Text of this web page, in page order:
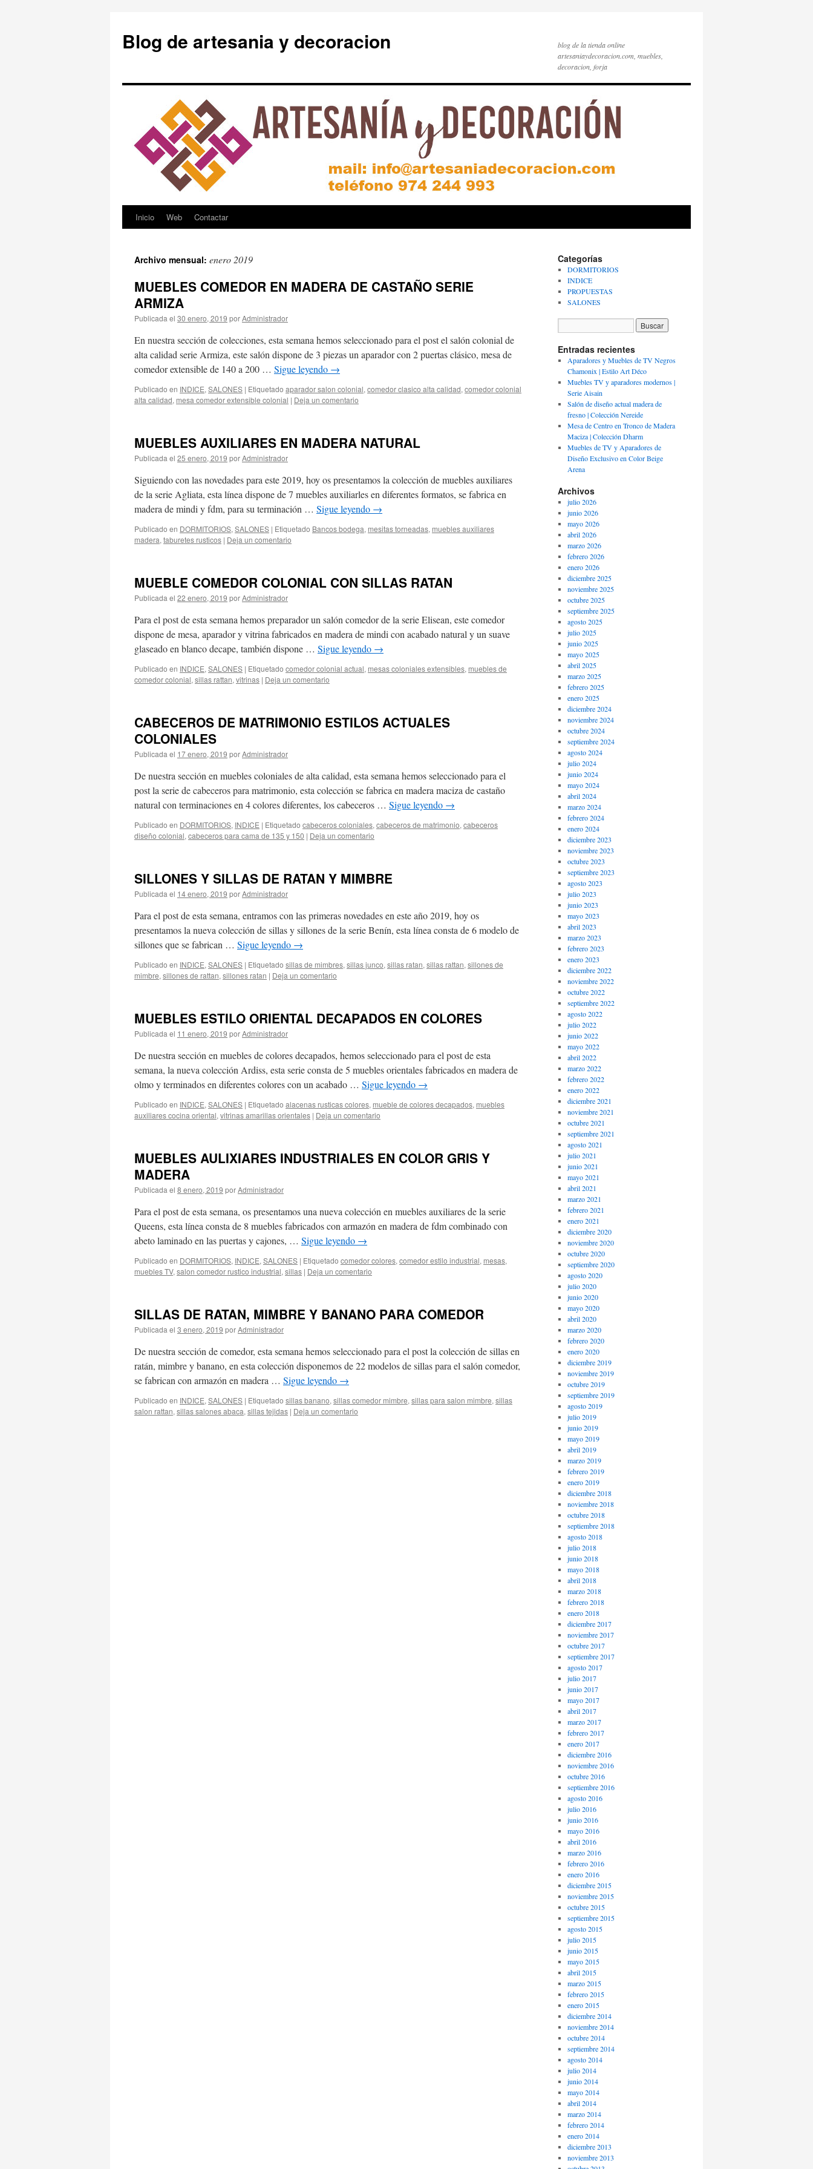
Blog de artesania y decoracion
blog de la tienda online
artesaniaydecoracion.com, muebles,
decoracion, forja
Saltar
contenido
Inicio Web Contactar
Archivo mensual: enero 2019
MUEBLES COMEDOR EN MADERA DE CASTAÑO SERIE
ARMIZA
Publicada el 30 enero, 2019 porAdministrador
En nuestra sección de colecciones, esta semana hemos seleccionado para el post el salón colonial de
alta calidad serie Armiza, este salón dispone de 3 piezas un aparador con 2 puertas clásico, mesa de
comedor extensible de 140 a 200 … Sigue leyendo →
Publicado en INDICE, SALONES | Etiquetado aparador salon colonial, comedor clasico alta calidad, comedor colonial
alta calidad, mesa comedor extensible colonial | Deja un comentario
MUEBLES AUXILIARES EN MADERA NATURAL
Publicada el 25 enero, 2019 porAdministrador
Siguiendo con las novedades para este 2019, hoy os presentamos la colección de muebles auxiliares
de la serie Agliata, esta línea dispone de 7 muebles auxiliarles en diferentes formatos, se fabrica en
madera de mindi y fdm, para su terminación … Sigue leyendo →
Publicado en DORMITORIOS, SALONES | Etiquetado Bancos bodega, mesitas torneadas, muebles auxiliares
madera, taburetes rusticos | Deja un comentario
MUEBLE COMEDOR COLONIAL CON SILLAS RATAN
Publicada el 22 enero, 2019 porAdministrador
Para el post de esta semana hemos preparador un salón comedor de la serie Elisean, este comedor
dispone de mesa, aparador y vitrina fabricados en madera de mindi con acabado natural y un suave
glaseado en blanco decape, también dispone … Sigue leyendo →
Publicado en INDICE, SALONES | Etiquetado comedor colonial actual, mesas coloniales extensibles, muebles de
comedor colonial, sillas rattan, vitrinas | Deja un comentario
CABECEROS DE MATRIMONIO ESTILOS ACTUALES
COLONIALES
Publicada el 17 enero, 2019 porAdministrador
De nuestra sección en muebles coloniales de alta calidad, esta semana hemos seleccionado para el
post la serie de cabeceros para matrimonio, esta colección se fabrica en madera maciza de castaño
natural con terminaciones en 4 colores diferentes, los cabeceros … Sigue leyendo →
Publicado en DORMITORIOS, INDICE | Etiquetado cabeceros coloniales, cabeceros de matrimonio, cabeceros
diseño colonial, cabeceros para cama de 135 y 150 | Deja un comentario
SILLONES Y SILLAS DE RATAN Y MIMBRE
Publicada el 14 enero, 2019 porAdministrador
Para el post de esta semana, entramos con las primeras novedades en este año 2019, hoy os
presentamos la nueva colección de sillas y sillones de la serie Benín, esta línea consta de 6 modelo de
sillones que se fabrican … Sigue leyendo →
Publicado en INDICE, SALONES | Etiquetado sillas de mimbres, sillas junco, sillas ratan, sillas rattan, sillones de
mimbre, sillones de rattan, sillones ratan | Deja un comentario
MUEBLES ESTILO ORIENTAL DECAPADOS EN COLORES
Publicada el 11 enero, 2019 porAdministrador
De nuestra sección en muebles de colores decapados, hemos seleccionado para el post de esta
semana, la nueva colección Ardiss, esta serie consta de 5 muebles orientales fabricados en madera de
olmo y terminados en diferentes colores con un acabado … Sigue leyendo →
Publicado en INDICE, SALONES | Etiquetado alacenas rusticas colores, mueble de colores decapados, muebles
auxiliares cocina oriental, vitrinas amarillas orientales | Deja un comentario
MUEBLES AULIXIARES INDUSTRIALES EN COLOR GRIS Y
MADERA
Publicada el 8 enero, 2019 porAdministrador
Para el post de esta semana, os presentamos una nueva colección en muebles auxiliares de la serie
Queens, esta línea consta de 8 muebles fabricados con armazón en madera de fdm combinado con
abeto laminado en las puertas y cajones, … Sigue leyendo →
Publicado en DORMITORIOS, INDICE, SALONES | Etiquetado comedor colores, comedor estilo industrial, mesas,
muebles TV, salon comedor rustico industrial, sillas | Deja un comentario
SILLAS DE RATAN, MIMBRE Y BANANO PARA COMEDOR
Publicada el 3 enero, 2019 porAdministrador
De nuestra sección de comedor, esta semana hemos seleccionado para el post la colección de sillas en
ratán, mimbre y banano, en esta colección disponemos de 22 modelos de sillas para el salón comedor,
se fabrican con armazón en madera … Sigue leyendo →
Publicado en INDICE, SALONES | Etiquetado sillas banano, sillas comedor mimbre, sillas para salon mimbre, sillas
salon rattan, sillas salones abaca, sillas tejidas | Deja un comentario
Categorías
DORMITORIOS
INDICE
PROPUESTAS
SALONES
Entradas recientes
Aparadores y Muebles de TV Negros
Chamonix | Estilo Art Déco
Muebles TV y aparadores modernos |
Serie Aisain
Salón de diseño actual madera de
fresno | Colección Nereide
Mesa de Centro en Tronco de Madera
Maciza | Colección Dharm
Muebles de TV y Aparadores de
Diseño Exclusivo en Color Beige
Arena
Archivos
julio 2026
junio 2026
mayo 2026
abril 2026
marzo 2026
febrero 2026
enero 2026
diciembre 2025
noviembre 2025
octubre 2025
septiembre 2025
agosto 2025
julio 2025
junio 2025
mayo 2025
abril 2025
marzo 2025
febrero 2025
enero 2025
diciembre 2024
noviembre 2024
octubre 2024
septiembre 2024
agosto 2024
julio 2024
junio 2024
mayo 2024
abril 2024
marzo 2024
febrero 2024
enero 2024
diciembre 2023
noviembre 2023
octubre 2023
septiembre 2023
agosto 2023
julio 2023
junio 2023
mayo 2023
abril 2023
marzo 2023
febrero 2023
enero 2023
diciembre 2022
noviembre 2022
octubre 2022
septiembre 2022
agosto 2022
julio 2022
junio 2022
mayo 2022
abril 2022
marzo 2022
febrero 2022
enero 2022
diciembre 2021
noviembre 2021
octubre 2021
septiembre 2021
agosto 2021
julio 2021
junio 2021
mayo 2021
abril 2021
marzo 2021
febrero 2021
enero 2021
diciembre 2020
noviembre 2020
octubre 2020
septiembre 2020
agosto 2020
julio 2020
junio 2020
mayo 2020
abril 2020
marzo 2020
febrero 2020
enero 2020
diciembre 2019
noviembre 2019
octubre 2019
septiembre 2019
agosto 2019
julio 2019
junio 2019
mayo 2019
abril 2019
marzo 2019
febrero 2019
enero 2019
diciembre 2018
noviembre 2018
octubre 2018
septiembre 2018
agosto 2018
julio 2018
junio 2018
mayo 2018
abril 2018
marzo 2018
febrero 2018
enero 2018
diciembre 2017
noviembre 2017
octubre 2017
septiembre 2017
agosto 2017
julio 2017
junio 2017
mayo 2017
abril 2017
marzo 2017
febrero 2017
enero 2017
diciembre 2016
noviembre 2016
octubre 2016
septiembre 2016
agosto 2016
julio 2016
junio 2016
mayo 2016
abril 2016
marzo 2016
febrero 2016
enero 2016
diciembre 2015
noviembre 2015
octubre 2015
septiembre 2015
agosto 2015
julio 2015
junio 2015
mayo 2015
abril 2015
marzo 2015
febrero 2015
enero 2015
diciembre 2014
noviembre 2014
octubre 2014
septiembre 2014
agosto 2014
julio 2014
junio 2014
mayo 2014
abril 2014
marzo 2014
febrero 2014
enero 2014
diciembre 2013
noviembre 2013